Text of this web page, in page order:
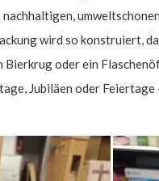
wird so konstruiert,
Bierkrug oder ein
Jubiläen oder